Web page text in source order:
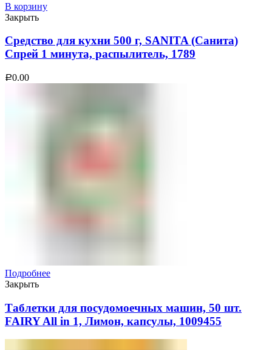
В корзину
Закрыть
Средство для кухни 500 г, SANITA (Санита)
Спрей 1 минута, распылитель, 1789
Р0.00
Подробнее
Закрыть
Таблетки для посудомоечных машин, 50 шт.
FAIRY All in 1, Лимон, капсулы, 1009455